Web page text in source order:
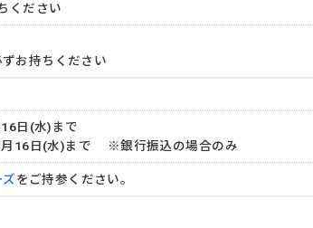
ください
お持ちください
日(水)まで
16日(水)まで ※銀行振込の場合のみ
をご持参ください。